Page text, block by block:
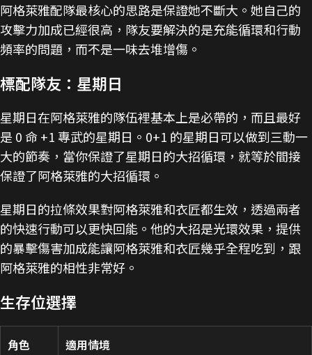
阿格萊雅配隊最核心的思路是保證她不斷大。她自己的
攻擊力加成已經很高，隊友要解決的是充能循環和行動
頻率的問題，而不是一味去堆增傷。
標配隊友：星期日
星期日在阿格萊雅的隊伍裡基本上是必帶的，而且最好
是 0 命 +1 專武的星期日。0+1 的星期日可以做到三動一
大的節奏，當你保證了星期日的大招循環，就等於間接
保證了阿格萊雅的大招循環。
星期日的拉條效果對阿格萊雅和衣匠都生效，透過兩者
的快速行動可以更快回能。他的大招是光環效果，提供
的暴擊傷害加成能讓阿格萊雅和衣匠幾乎全程吃到，跟
阿格萊雅的相性非常好。
生存位選擇
角色 適用情境